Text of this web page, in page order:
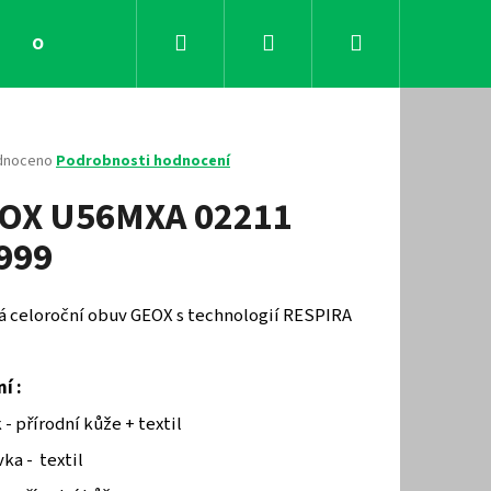
Obchodní podmínky KontaktyPřihlášení
Podrobnosti hodnocení
U56MXA 02211
celoroční obuv GEOX s technologií RESPIRA
:
- přírodní kůže + textil
- textil